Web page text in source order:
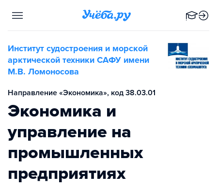
Институт судостроения и морской
арктической техники САФУ имени
М.В. Ломоносова
Направление «Экономика», код 38.03.01
Экономика и
управление на
промышленных
предприятиях